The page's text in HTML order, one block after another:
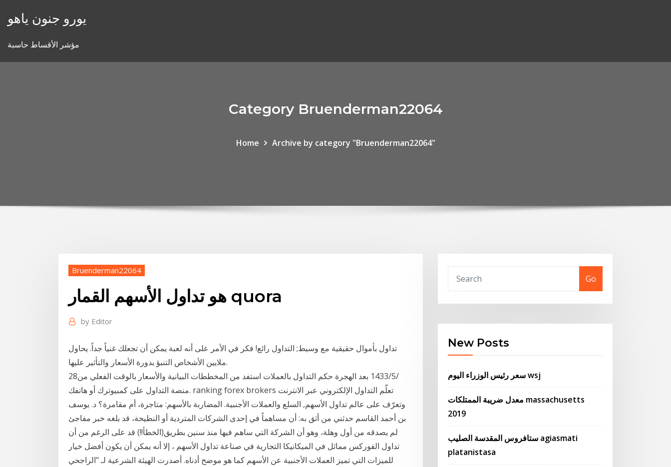
يورو جنون ياهو
مؤشر الأقساط حاسبة
Category Bruenderman22064
Home Archive by category "Bruenderman22064"
Bruenderman22064
هو تداول الأسهم القمار quora
by Editor
تداول بأموال حقيقية مع وسيط; التداول رائع! فكر في الأمر على أنه لعبة يمكن أن تجعلك غنياً جداً. يحاول
ملايين الأشخاص التنبؤ بدورة الأسعار والتأثير عليها.
28‏‏/5‏‏/1433 بعد الهجرة حكم التداول بالعملات استفد من المخططات البيانية والأسعار بالوقت الفعلي من
منصة التداول على كمبيوترك أو هاتفك. ranking forex brokers تعلّم التداول الإلكتروني عبر الانترنت
وتعرّف على عالم تداول الأسهم, السلع والعملات الأجنبية. المضاربة بالأسهم: متاجرة، أم مقامرة؟ د. يوسف
بن أحمد القاسم حدثني من أثق به: أن مساهماً في إحدى الشركات المتردية أو النطيحة، قد بلغه خبر مفاجئ
لم يصدقه من أول وهلة، وهو أن الشركة التي ساهم فيها منذ سنين بطريق(الخطأ!!) قد على الرغم من أن
تداول الفوركس مماثل في الميكانيكا التجارية في صناعة تداول الأسهم ، إلا أنه يمكن أن يكون أفضل خيار
للميزات التي تميز العملات الأجنبية عن الأسهم كما هو موضح أدناه. أصدرت الهيئة الشرعية لـ "الراجحي
Go
New Posts
سعر رئيس الوزراء اليوم wsj
معدل ضريبة الممتلكات massachusetts
2019
ستافروس المقدسة الصليب agiasmati
platanistasa